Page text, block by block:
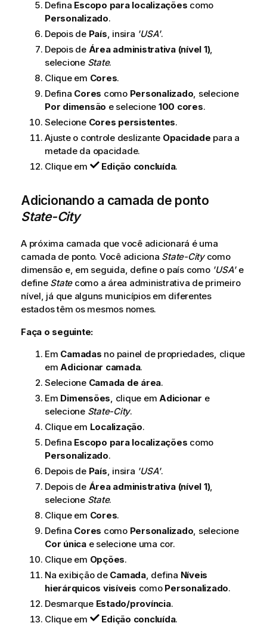
Defina Escopo para localizações como
Personalizado.
Depois de País , insira 'USA'.
Depois de Área administrativa (nível 1),
selecione State.
Clique em Cores.
Defina Cores como Personalizado , selecione
Por dimensão e selecione 100 cores.
Selecione Cores persistentes.
Ajuste o controle deslizante Opacidade para a
metade da opacidade.
Clique em
Edição concluída.
Adicionando a camada de ponto
State-City
A próxima camada que você adicionará é uma
camada de ponto. Você adiciona State-Citycomo
dimensão e, em seguida, define o país como 'USA'e
define Statecomo a área administrativa de primeiro
nível, já que alguns municípios em diferentes
estados têm os mesmos nomes.
Faça o seguinte:
Em Camadas no painel de propriedades, clique
em Adicionar camada.
Selecione Camada de área.
Em Dimensões , clique em Adicionar e
selecione State-City.
Clique em Localização.
Defina Escopo para localizações como
Personalizado.
Depois de País , insira 'USA'.
Depois de Área administrativa (nível 1),
selecione State.
Clique em Cores.
Defina Cores como Personalizado , selecione
Cor únicae selecione uma cor.
Clique em Opções.
Na exibição de Camada, defina Níveis
hierárquicos visíveis como Personalizado.
Desmarque Estado/província.
Clique em
Edição concluída.